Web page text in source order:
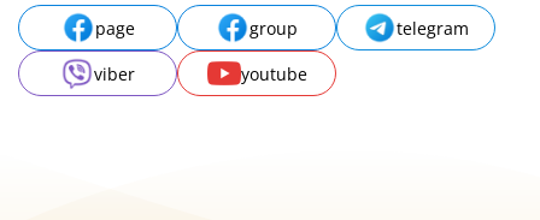
page group
telegram
viber
youtube